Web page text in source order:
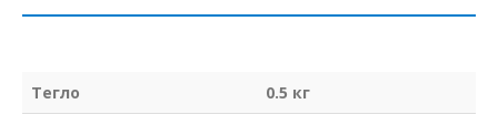
Тегло 0.5 кг